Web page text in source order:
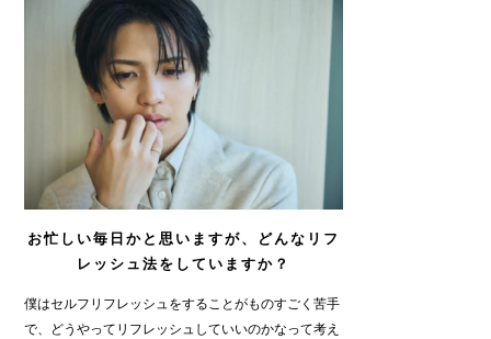
お忙しい毎日かと思いますが、どんなリフ
レッシュ法をしていますか？
僕はセルフリフレッシュをすることがものすごく苦手
で、どうやってリフレッシュしていいのかなって考え